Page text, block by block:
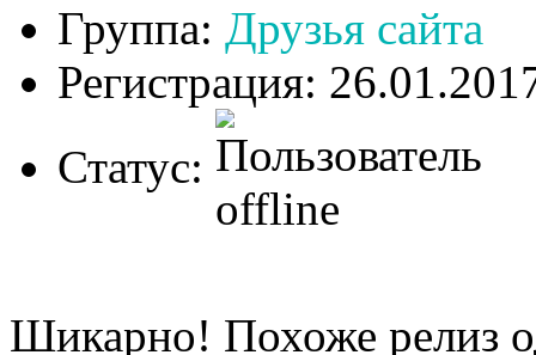
Группа: Друзья сайта
Регистрация:
Статус:
Шикарно! Похоже релиз